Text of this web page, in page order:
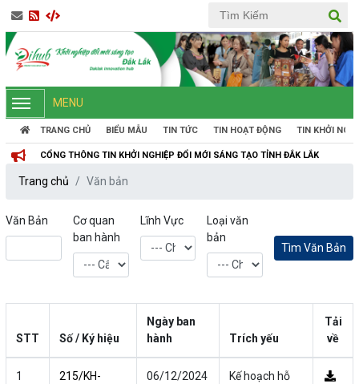
MENU
TRANG CHỦ BIỂU MẪU TIN TỨC TIN HOẠT ĐỘNG TIN KHỞI
CỔNG THÔNG TIN KHỞI NGHIỆP ĐỔI MỚI SÁNG TẠO TỈNH ĐẮK LẮK
Trang chủ Văn bản
Văn Bản
Cơ quan
ban hành
Lĩnh Vực
Loại văn
bản
STT Số / Ký hiệu
Ngày ban
hành
Trích yếu
Tải
về
1
215/KH-
06/12/2024
Kế hoạch hỗ